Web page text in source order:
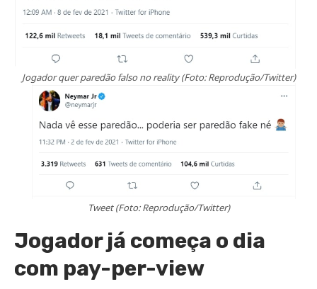
Jogador quer paredão falso no reality (Foto: Reprodução/Twitter)
Tweet (Foto: Reprodução/Twitter)
Jogador já começa o dia
com pay-per-view